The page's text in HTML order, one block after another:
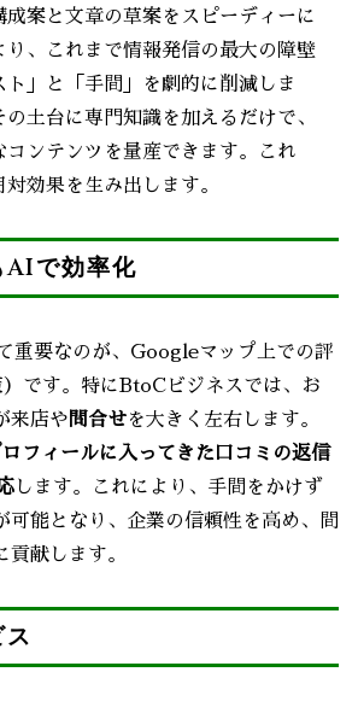
成案と文章の草案をスピーディーに
り、これまで情報発信の最大の障壁
ト」と「手間」を劇的に削減しま
土台に専門知識を加えるだけで、
コンテンツを量産できます。これ
効果を生み出します。
AIで効率化
重要なのが、Googleマップ上での評
です。特にBtoCビジネスでは、お
来店や問合せを大きく左右します。
フィールに入ってきた口コミの返信
します。これにより、手間をかけず
可能となり、企業の信頼性を高め、間
貢献します。